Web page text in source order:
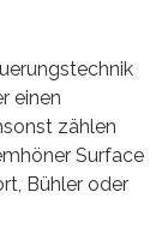
einen
zählen
Surface
Bühler oder